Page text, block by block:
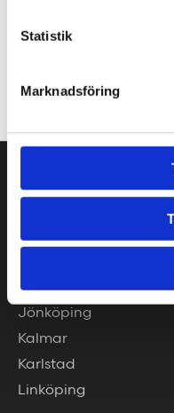
Statistik
Marknadsföring
+46
Göteborg
Helsingborg
Jönköping
Kalmar
Karlstad
Linköping